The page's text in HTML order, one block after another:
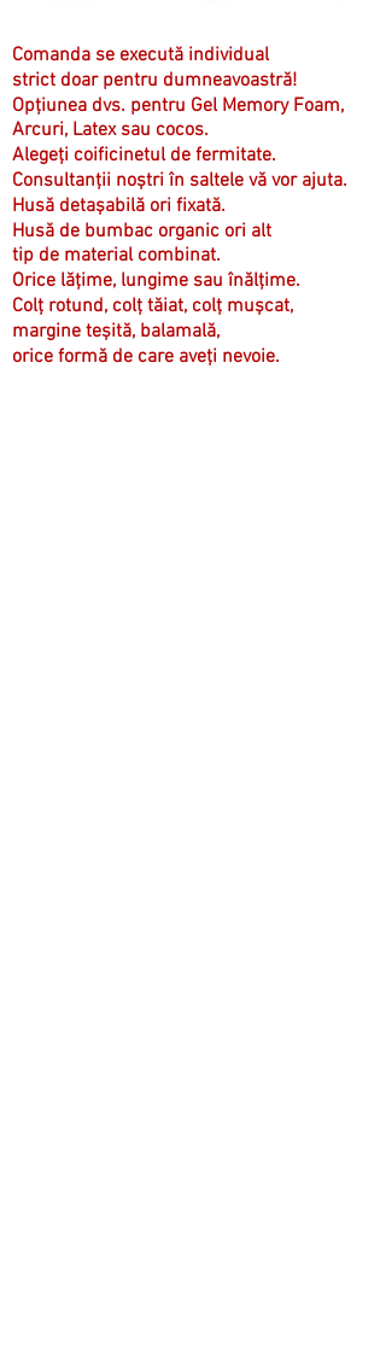
Comanda se execută individual
strict doar pentru dumneavoastră!
Opțiunea dvs. pentru Gel Memory Foam,
Arcuri, Latex sau cocos.
Alegeți coificinetul de fermitate.
Consultanții noștri în saltele vă vor ajuta.
Husă detașabilă ori fixată.
Husă de bumbac organic ori alt
tip de material combinat.
Orice lățime, lungime sau înălțime.
Colț rotund, colț tăiat, colț mușcat,
margine teșită, balamală,
orice formă de care aveți nevoie.